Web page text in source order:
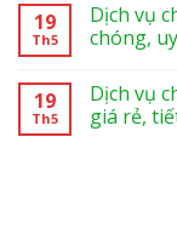
19
Th5
Dịch vụ
chóng,
19
Th5
Dịch vụ
giá rẻ,